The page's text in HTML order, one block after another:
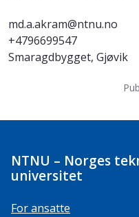
md.a.akram@ntnu.no
+4796699547
Smaragdbygget, Gjøvik
NTNU – Norges
universitet
For ansatte